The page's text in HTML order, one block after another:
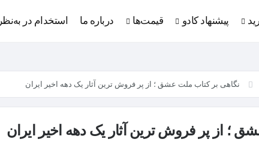
پیشنهاد کادو قیمت‌ها درباره ما استخدام در به‌نظر
نگاهی بر کتاب ملت عشق ؛ از پر فروش ترین آثار یک دهه اخیر ایران
؛ از پر فروش ترین آثار یک دهه اخیر ایران